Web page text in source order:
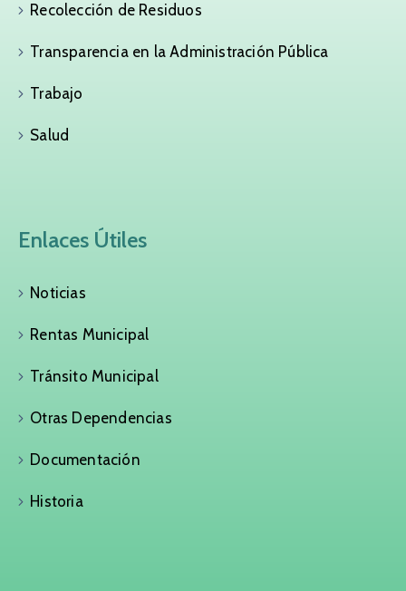
Recolección de Residuos
Transparencia en la Administración Pública
Trabajo
Salud
Enlaces Útiles
Noticias
Rentas Municipal
Tránsito Municipal
Otras Dependencias
Documentación
Historia